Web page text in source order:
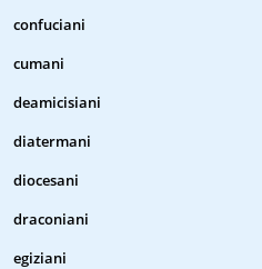
confuciani
cumani
deamicisiani
diatermani
diocesani
draconiani
egiziani